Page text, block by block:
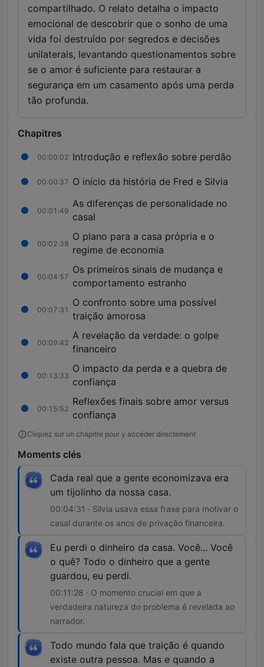
compartilhado. O relato detalha o impacto
emocional de descobrir que o sonho de uma
vida foi destruído por segredos e decisões
unilaterais, levantando questionamentos sobre
se o amor é suficiente para restaurar a
segurança em um casamento após uma perda
tão profunda.
Chapitres
00:00:02 Introdução e reflexão sobre perdão
00:00:37 O início da história de Fred e Silvia
00:01:49
As diferenças de personalidade no
casal
00:02:38
O plano para a casa própria e o
regime de economia
00:04:57
Os primeiros sinais de mudança e
comportamento estranho
00:07:31
O confronto sobre uma possível
traição amorosa
00:09:42
A revelação da verdade: o golpe
financeiro
00:13:33
O impacto da perda e a quebra de
confiança
00:15:52
Reflexões finais sobre amor versus
confiança
Cliquez sur un chapitre pour y accéder directement
Moments clés
Cada real que a gente economizava era
um tijolinho da nossa casa.
00:04:31 · Silvia usava essa frase para motivar o
casal durante os anos de privação financeira.
Eu perdi o dinheiro da casa. Você... Você
o quê? Todo o dinheiro que a gente
guardou, eu perdi.
00:11:28 · O momento crucial em que a
verdadeira natureza do problema é revelada ao
narrador.
Todo mundo fala que traição é quando
existe outra pessoa. Mas e quando a